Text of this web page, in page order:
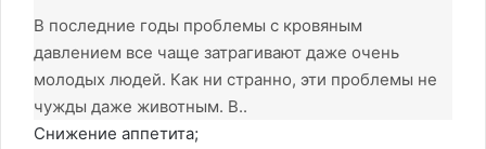
В последние годы проблемы с кровяным
давлением все чаще затрагивают даже очень
молодых людей. Как ни странно, эти проблемы не
чужды даже животным. В..
Снижение аппетита;